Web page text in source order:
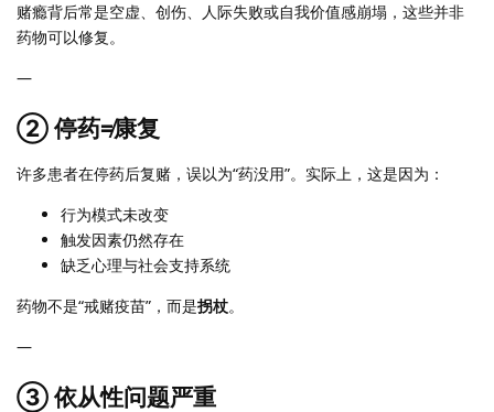
赌瘾背后常是空虚、创伤、人际失败或自我价值感崩塌，这些并非
药物可以修复。
—
② 停药≠康复
许多患者在停药后复赌，误以为“药没用”。实际上，这是因为：
行为模式未改变
触发因素仍然存在
缺乏心理与社会支持系统
药物不是“戒赌疫苗”，而是拐杖。
—
③ 依从性问题严重